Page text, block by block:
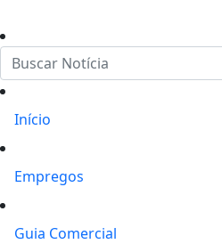
Início
Empregos
Guia Comercial